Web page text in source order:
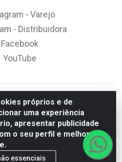
próprios e de
uma experiência
apresentar publicidade
o seu perfil e melhorar a
essenciais
- Varejo
- Distribuidora
Facebook
YouTube
os direitos reservados.
distribuidora, importadora e
- CNPJ 09.262.859/0001-43 -
- Catolé, Campina Grande/PB